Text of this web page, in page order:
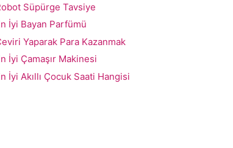
Süpürge Tavsiye
İyi Bayan Parfümü
Yaparak Para Kazanmak
İyi Çamaşır Makinesi
İyi Akıllı Çocuk Saati Hangisi